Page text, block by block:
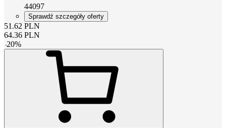
44097
Sprawdź szczegóły oferty
51.62 PLN
64.36 PLN
-20%